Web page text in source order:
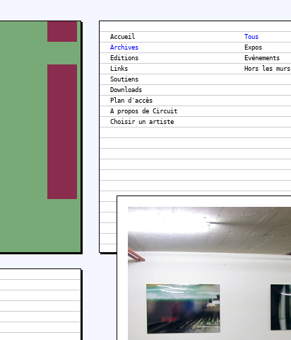
Accueil
Archives
Editions
Links
Soutiens
Downloads
Plan d'accès
A propos de Circuit
Tous
Expos
Evénements
Hors les murs